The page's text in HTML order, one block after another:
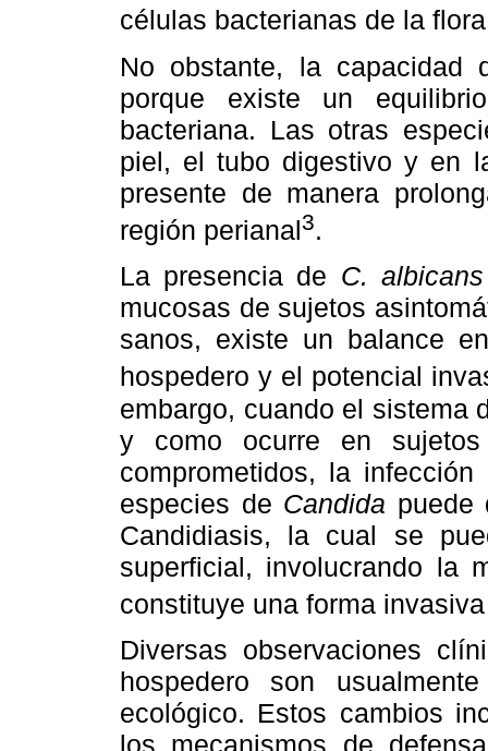
células bacterianas de la
No obstante, la
porque existe un
bacteriana. Las otras
piel, el tubo digestivo y en
presente de manera
región perianal3.
La presencia de C.
mucosas de sujetos
sanos, existe un balance
hospedero y el potencial
embargo, cuando el sistema
y como ocurre en sujetos
comprometidos, la
especies de Candida puede
Candidiasis, la cual se
superficial, involucrando la
constituye una forma
Diversas observaciones
hospedero son
ecológico. Estos cambios
los mecanismos de